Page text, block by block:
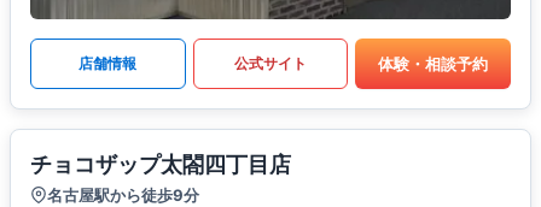
店舗情報 公式サイト 体験・相談予約
チョコザップ太閤四丁目店
名古屋駅から徒歩9分